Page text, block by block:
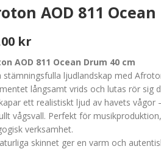
AOD 811
kr
AOD 811 Ocean Drum 40 cm
stämningsfulla ljudlandskap med
långsamt vrids och lutas rör sig
ett realistiskt ljud av havets vågor
vågsvall. Perfekt för
verksamhet.
skinnet ger en varm och